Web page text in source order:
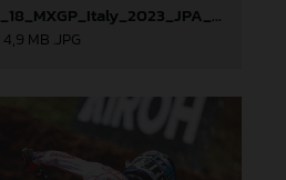
66129_Prado_Champ_18_MXGP_Italy_2023_JPA_22A0821
4,9 MB .JPG